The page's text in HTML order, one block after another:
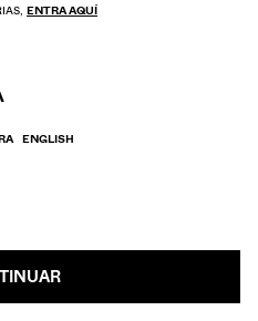
ENTRA AQUÍ
ENGLISH